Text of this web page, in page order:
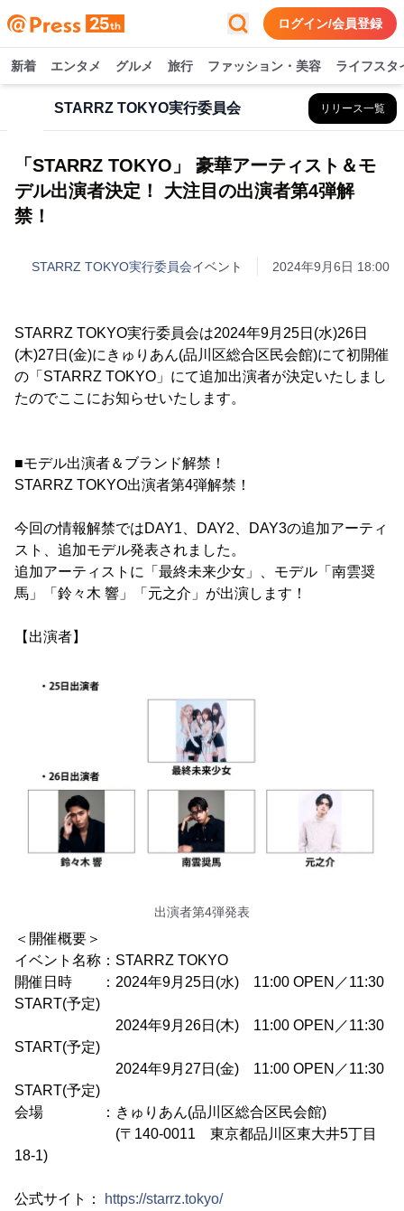
ログイン/会員登録
新着 エンタメ グルメ 旅行 ファッション・美容 ライフスタ
STARRZ TOKYO実行委員会 リリース一覧
「STARRZ TOKYO」 豪華アーティスト＆モ
デル出演者決定！ 大注目の出演者第4弾解
禁！
STARRZ TOKYO実行委員会イベント 2024年9月6日 18:00
STARRZ TOKYO実行委員会は2024年9月25日(水)26日
(木)27日(金)にきゅりあん(品川区総合区民会館)にて初開催
の「STARRZ TOKYO」にて追加出演者が決定いたしまし
たのでここにお知らせいたします。
■モデル出演者＆ブランド解禁！
STARRZ TOKYO出演者第4弾解禁！
今回の情報解禁ではDAY1、DAY2、DAY3の追加アーティ
スト、追加モデル発表されました。
追加アーティストに「最終未来少女」、モデル「南雲奨
馬」「鈴々木 響」「元之介」が出演します！
【出演者】
出演者第4弾発表
＜開催概要＞
イベント名称：STARRZ TOKYO
開催日時 ：2024年9月25日(水) 11:00 OPEN／11:30
START(予定)
2024年9月26日(木) 11:00 OPEN／11:30
START(予定)
2024年9月27日(金) 11:00 OPEN／11:30
START(予定)
会場 ：きゅりあん(品川区総合区民会館)
(〒140-0011 東京都品川区東大井5丁目
18-1)
公式サイト：
https://starrz.tokyo/